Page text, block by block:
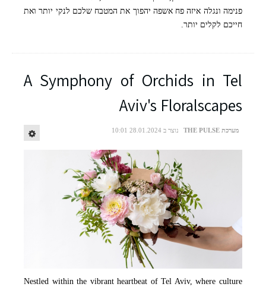
פנימה ונגלה איזה פח אשפה יהפוך את המטבח שלכם לנקי יותר ואת
חייכם לקלים יותר.
A Symphony of Orchids in Tel
Aviv's Floralscapes
מערכת THE PULSE נוצר ב 28.01.2024 10:01
Credit : freepik
Nestled within the vibrant heartbeat of Tel Aviv, where culture